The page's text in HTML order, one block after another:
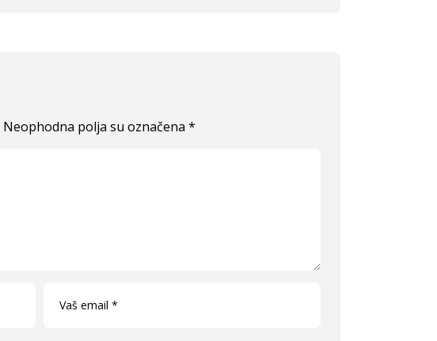
Neophodna polja su označena *